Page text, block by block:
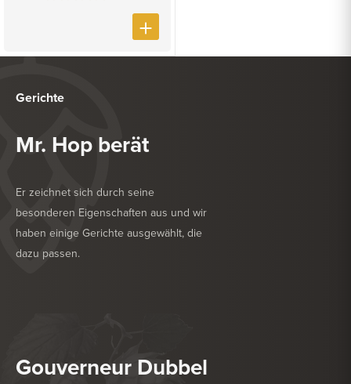
Gerichte
Mr. Hop berät
Er zeichnet sich durch seine
besonderen Eigenschaften aus und wir
haben einige Gerichte ausgewählt, die
dazu passen.
KÖSTLICH ZU
Gouverneur Dubbel